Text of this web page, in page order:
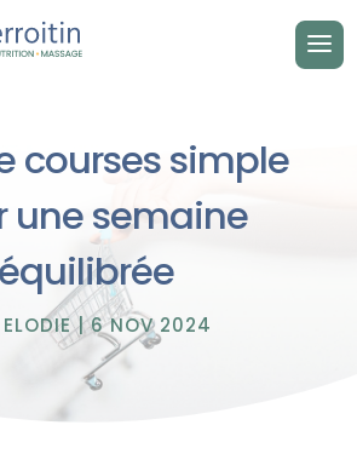
courses simple
une semaine
équilibrée
ELODIE|6 NOV 2024